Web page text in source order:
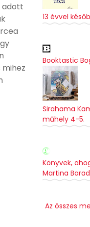
adott
13 évvel
Booktastic
Sirahama
műhely 4-5.
Könyvek,
Martina
Az összes